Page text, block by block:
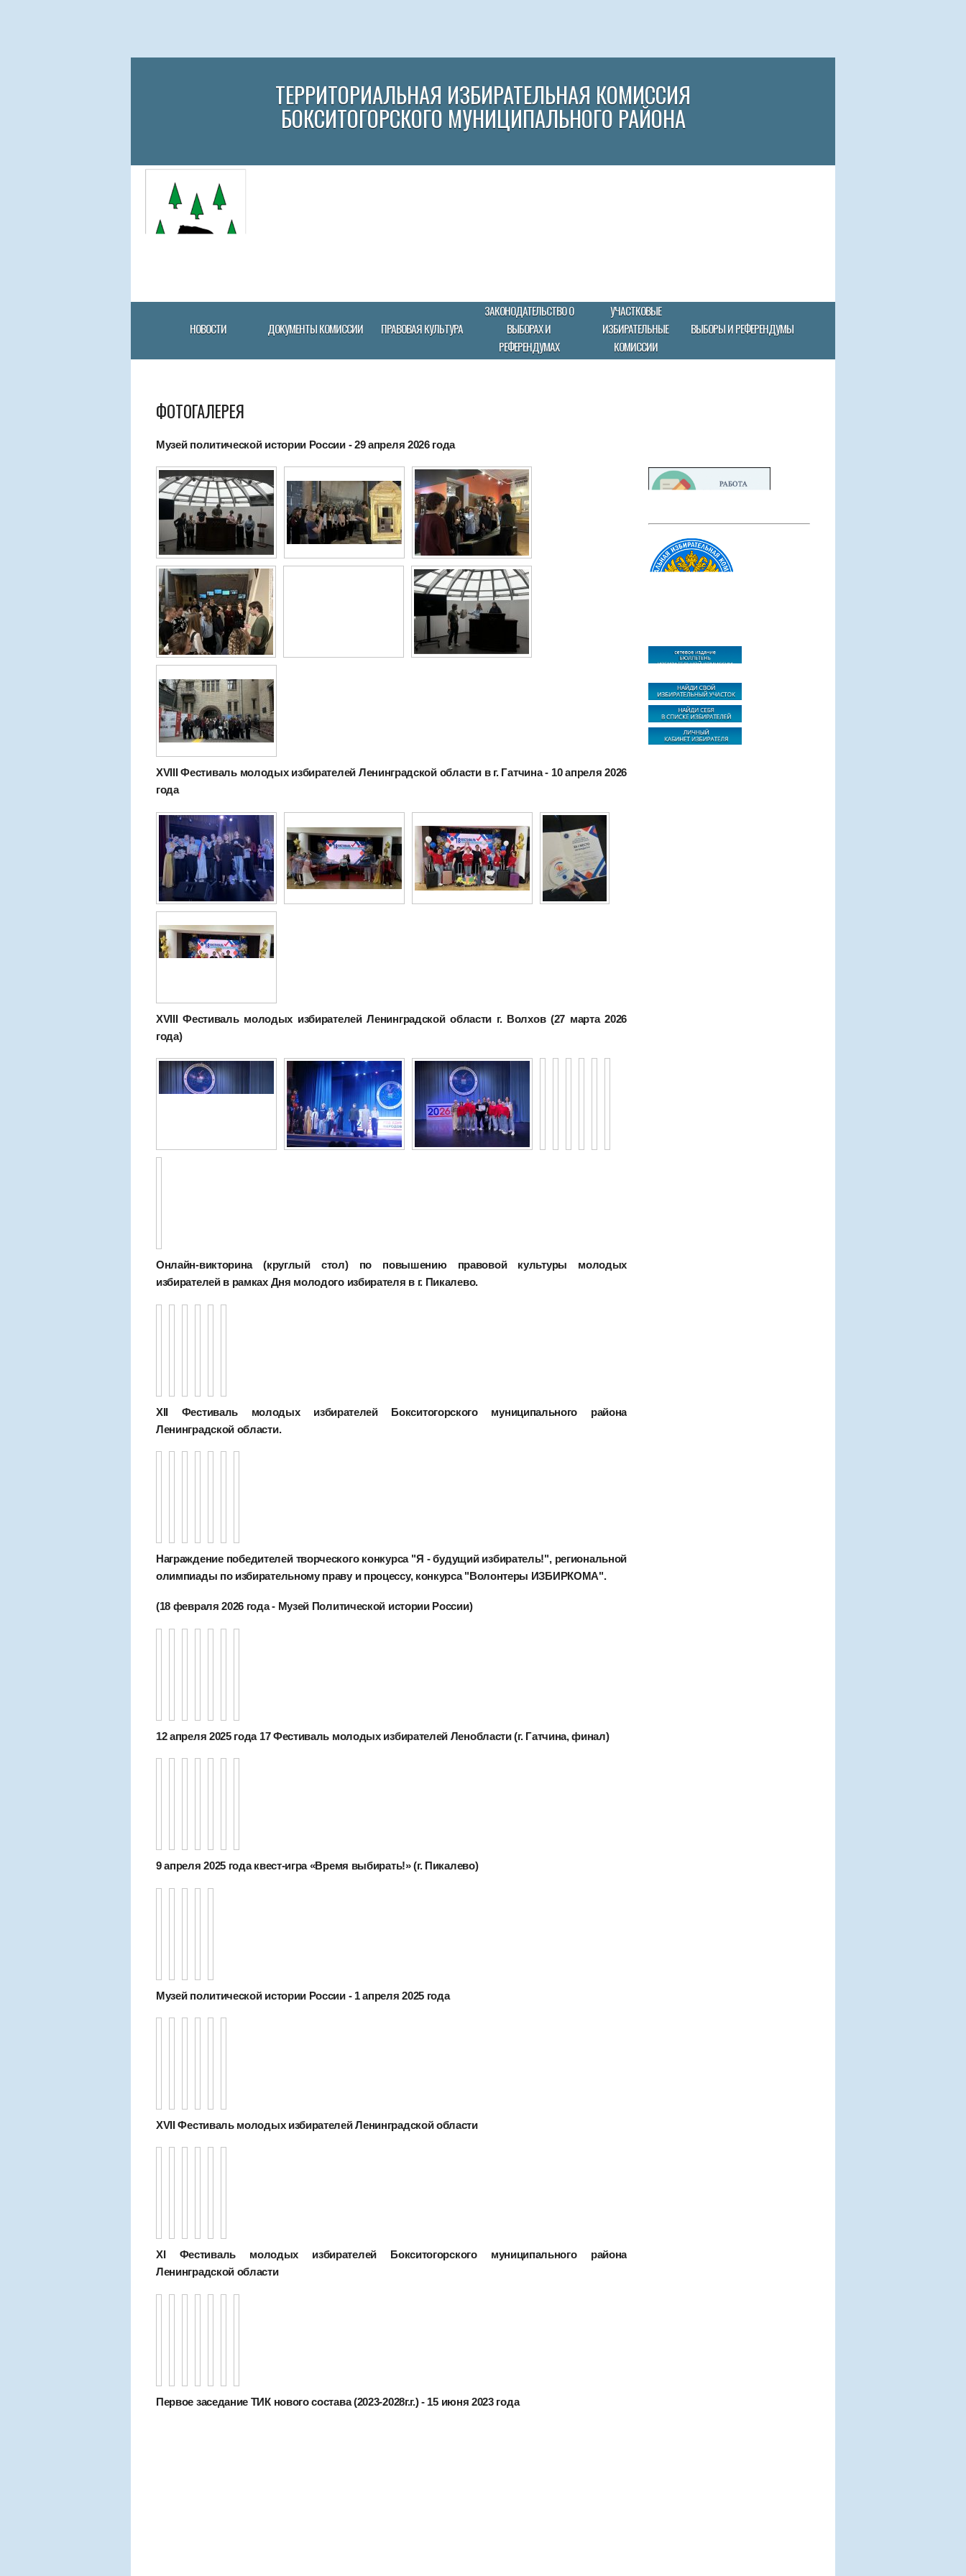
ТЕРРИТОРИАЛЬНАЯ ИЗБИРАТЕЛЬНАЯ КОМИССИЯ
БОКСИТОГОРСКОГО МУНИЦИПАЛЬНОГО РАЙОНА
НОВОСТИ ДОКУМЕНТЫ КОМИССИИ ПРАВОВАЯ КУЛЬТУРА
ЗАКОНОДАТЕЛЬСТВО О
ВЫБОРАХ И
РЕФЕРЕНДУМАХ
УЧАСТКОВЫЕ
ИЗБИРАТЕЛЬНЫЕ
КОМИССИИ
ВЫБОРЫ И РЕФЕРЕНДУМЫ
ФОТОГАЛЕРЕЯ
Музей политической истории России - 29 апреля 2026 года
XVIII Фестиваль молодых избирателей Ленинградской области в г. Гатчина - 10 апреля 2026
года
XVIII Фестиваль молодых избирателей Ленинградской области г. Волхов (27 марта 2026
года)
Онлайн-викторина (круглый стол) по повышению правовой культуры молодых
избирателей в рамках Дня молодого избирателя в г. Пикалево.
XII Фестиваль молодых избирателей Бокситогорского муниципального района
Ленинградской области.
Награждение победителей творческого конкурса "Я - будущий избиратель!", региональной
олимпиады по избирательному праву и процессу, конкурса "Волонтеры ИЗБИРКОМА".
(18 февраля 2026 года - Музей Политической истории России)
12 апреля 2025 года 17 Фестиваль молодых избирателей Ленобласти (г. Гатчина, финал)
9 апреля 2025 года квест-игра «Время выбирать!» (г. Пикалево)
Музей политической истории России - 1 апреля 2025 года
XVII Фестиваль молодых избирателей Ленинградской области
XI Фестиваль молодых избирателей Бокситогорского муниципального района
Ленинградской области
Первое заседание ТИК нового состава (2023-2028г.г.) - 15 июня 2023 года